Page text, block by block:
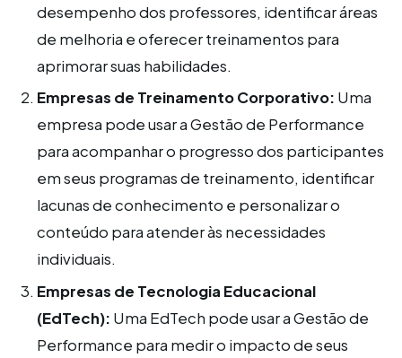
desempenho dos professores, identificar áreas
de melhoria e oferecer treinamentos para
aprimorar suas habilidades.
Empresas de Treinamento Corporativo: Uma
empresa pode usar a Gestão de Performance
para acompanhar o progresso dos participantes
em seus programas de treinamento, identificar
lacunas de conhecimento e personalizar o
conteúdo para atender às necessidades
individuais.
Empresas de Tecnologia Educacional
(EdTech): Uma EdTech pode usar a Gestão de
Performance para medir o impacto de seus